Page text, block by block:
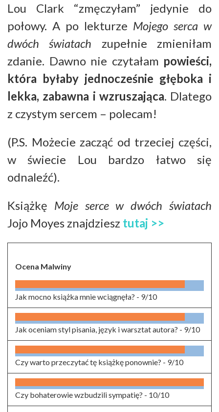
Lou Clark “zmęczyłam” jedynie do
połowy. A po lekturze Mojego serca w
dwóch światach zupełnie zmieniłam
zdanie. Dawno nie czytałam powieści,
która byłaby jednocześnie głęboka i
lekka, zabawna i wzruszająca. Dlatego
z czystym sercem – polecam!
(P.S. Możecie zacząć od trzeciej części,
w świecie Lou bardzo łatwo się
odnaleźć).
Książkę Moje serce w dwóch światach
Jojo Moyes znajdziesz tutaj >>
Ocena Malwiny
Jak mocno książka mnie wciągnęła? - 9/10
Jak oceniam styl pisania, język i warsztat autora? - 9/10
Czy warto przeczytać tę książkę ponownie? - 9/10
Czy bohaterowie wzbudzili sympatię? - 10/10